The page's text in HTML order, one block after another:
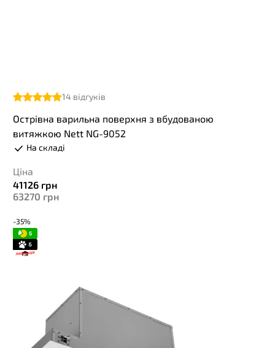
14 відгуків
Острівна варильна поверхня з вбудованою
витяжкою Nett NG-9052
На складі
Ціна
41126 грн
63270 грн
-35%